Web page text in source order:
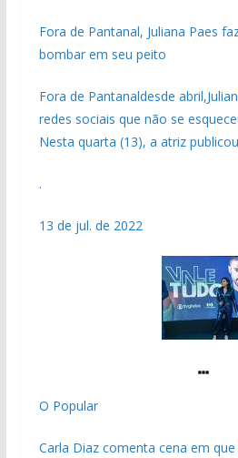
Fora de Pantanal, Juliana Paes
bombar em seu peito
Fora de Pantanaldesde
redes sociais que não se
Nesta quarta (13), a atriz
.
13 de jul. de 2022
O Popular
Carla Diaz comenta cena em